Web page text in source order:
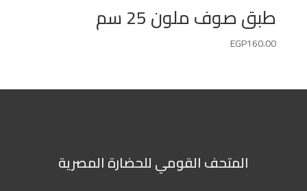
طبق صوف ملون 25 سم
EGP160.00
المتحف القومي للحضارة المصرية